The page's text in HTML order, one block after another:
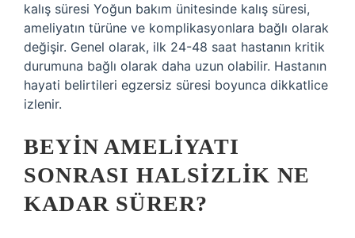
kalış süresi Yoğun bakım ünitesinde kalış süresi,
ameliyatın türüne ve komplikasyonlara bağlı olarak
değişir. Genel olarak, ilk 24-48 saat hastanın kritik
durumuna bağlı olarak daha uzun olabilir. Hastanın
hayati belirtileri egzersiz süresi boyunca dikkatlice
izlenir.
BEYIN AMELIYATI
SONRASI HALSIZLIK NE
KADAR SÜRER?